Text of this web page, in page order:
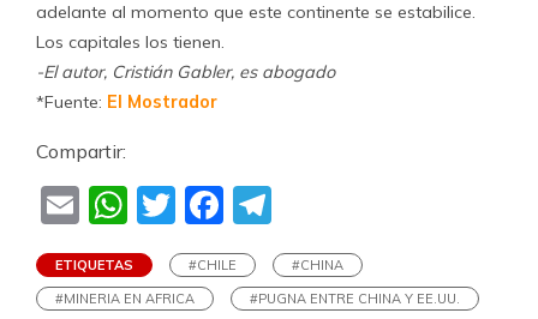
adelante al momento que este continente se estabilice.
Los capitales los tienen.
-El autor, Cristián Gabler, es abogado
*Fuente: El Mostrador
Compartir:
EmailWhatsApp
TwitterFacebook
ETIQUETAS #CHILE
#CHINA
#MINERIA EN AFRICA
#PUGNA ENTRE CHINA Y EE.UU.